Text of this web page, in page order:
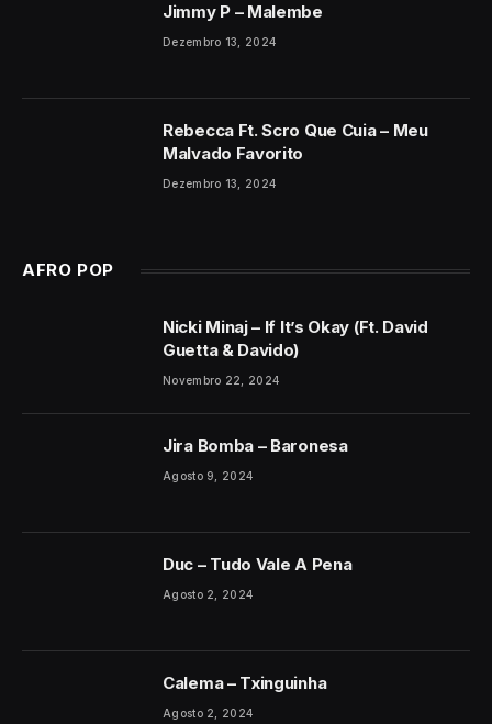
Jimmy P – Malembe
Dezembro 13, 2024
Rebecca Ft. Scro Que Cuia – Meu
Malvado Favorito
Dezembro 13, 2024
AFRO POP
Nicki Minaj – If It’s Okay (Ft. David
Guetta & Davido)
Novembro 22, 2024
Jira Bomba – Baronesa
Agosto 9, 2024
Duc – Tudo Vale A Pena
Agosto 2, 2024
Calema – Txinguinha
Agosto 2, 2024